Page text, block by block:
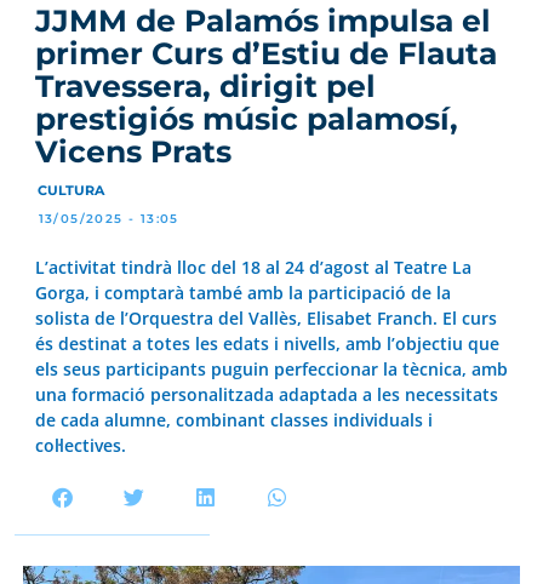
JJMM de Palamós impulsa el
primer Curs d’Estiu de Flauta
Travessera, dirigit pel
prestigiós músic palamosí,
Vicens Prats
CULTURA
13/05/2025 - 13:05
L’activitat tindrà lloc del 18 al 24 d’agost al Teatre La
Gorga, i comptarà també amb la participació de la
solista de l’Orquestra del Vallès, Elisabet Franch. El curs
és destinat a totes les edats i nivells, amb l’objectiu que
els seus participants puguin perfeccionar la tècnica, amb
una formació personalitzada adaptada a les necessitats
de cada alumne, combinant classes individuals i
col·lectives.